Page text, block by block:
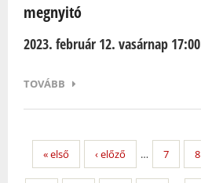
megnyitó
2023. február 12. vasárnap 17:00
TOVÁBB
« első ‹ előző … 7 8